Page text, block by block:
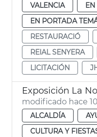
VALENCIA
EN PORTADA
RESTAURACIÓ
REIAL SENYERA
LICITACIÓN
Exposición La
modificado hace
ALCALDÍA
CULTURA Y